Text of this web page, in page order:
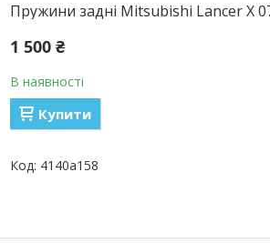
Пружини задні Mitsubishi Lancer X
1 500 ₴
В наявності
Купити
4140a158